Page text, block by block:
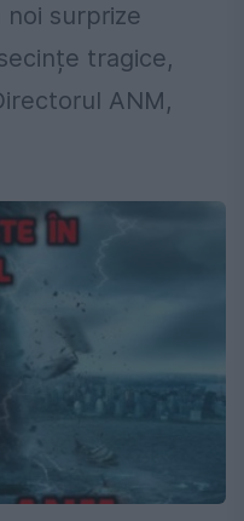
noi surprize
tragice,
ANM,